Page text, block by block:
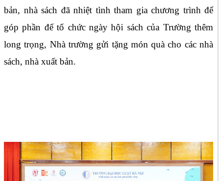
bản, nhà sách đã nhiệt tình tham gia chương trình để
góp phần để tổ chức ngày hội sách của Trường thêm
long trọng, Nhà trường gửi tặng món quà cho các nhà
sách, nhà xuất bản.